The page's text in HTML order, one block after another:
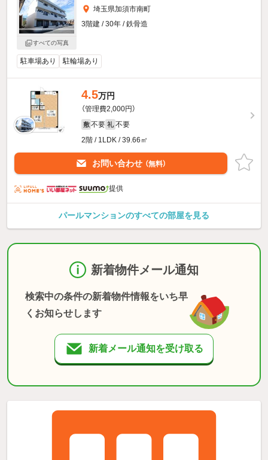
すべての写真
埼玉県加須市南町
3階建 / 30年 / 鉄骨造
駐車場あり 駐輪場あり
4.5万円
（管理費2,000円）
敷 不要 礼 不要
2階 / 1LDK / 39.66㎡
お問い合わせ （無料）
提供
パールマンションのすべての部屋を見る
新着物件メール通知
検索中の条件の新着物件情報をいち早
くお知らせします
新着メール通知を受け取る